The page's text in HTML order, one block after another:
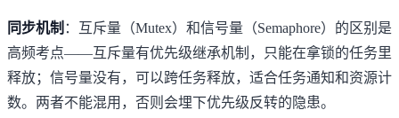
同步机制 ：互斥量（Mutex）和信号量（Semaphore）的区别是
高频考点——互斥量有优先级继承机制，只能在拿锁的任务里
释放；信号量没有，可以跨任务释放，适合任务通知和资源计
数。两者不能混用，否则会埋下优先级反转的隐患。